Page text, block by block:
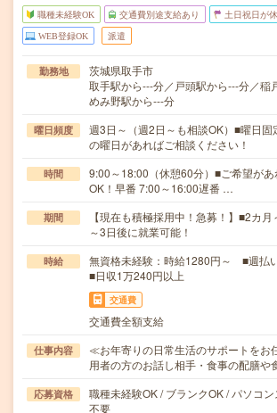
職種未経験OK 交通費別途支給あり 土日祝日が
WEB登録OK 派遣
勤務地
茨城県取手市
取手駅から---分／戸頭駅から---分／稲
めみ野駅から---分
曜日頻度
週3日～（週2日～も相談OK）■曜日固
の曜日があればご相談ください！
時間
9:00～18:00（休憩60分）■ご希望があ
OK！早番 7:00～16:00遅番 …
期間
【現在も積極採用中！急募！】■2カ
～3日後に就業可能！
時給
無資格未経験：時給1280円～ ■週
■日収1万240円以上
交通費
交通費全額支給
仕事内容
≪お年寄りの日常生活のサポートをお
用者の方のお話し相手・食事の配膳
応募資格
職種未経験OK / ブランクOK / パソコ
不要